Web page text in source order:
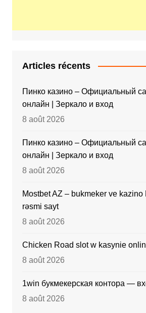
Articles récents
Пинко казино – Официальный
онлайн | Зеркало и вход
8 août 2026
Пинко казино – Официальный
онлайн | Зеркало и вход
8 août 2026
Mostbet AZ – bukmeker ve kazino
rəsmi sayt
8 août 2026
Chicken Road slot w kasynie
8 août 2026
1win букмекерская контора —
8 août 2026